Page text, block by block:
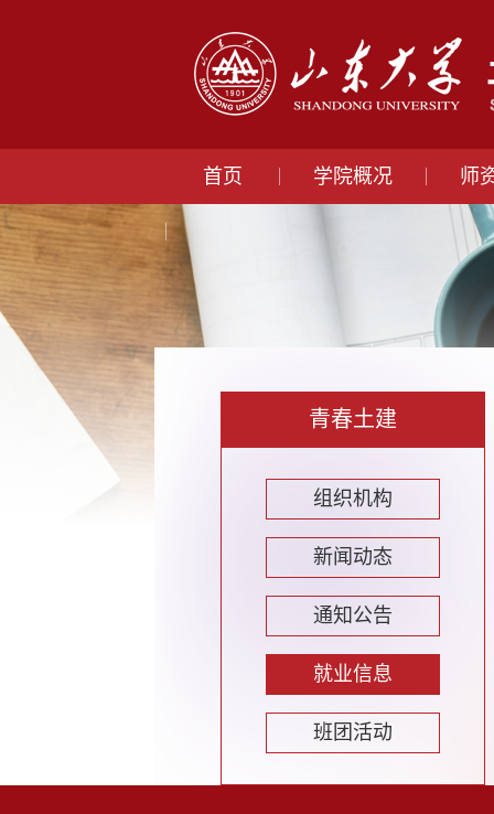
首页 学院概况 师
青春土建
组织机构
新闻动态
通知公告
就业信息
班团活动